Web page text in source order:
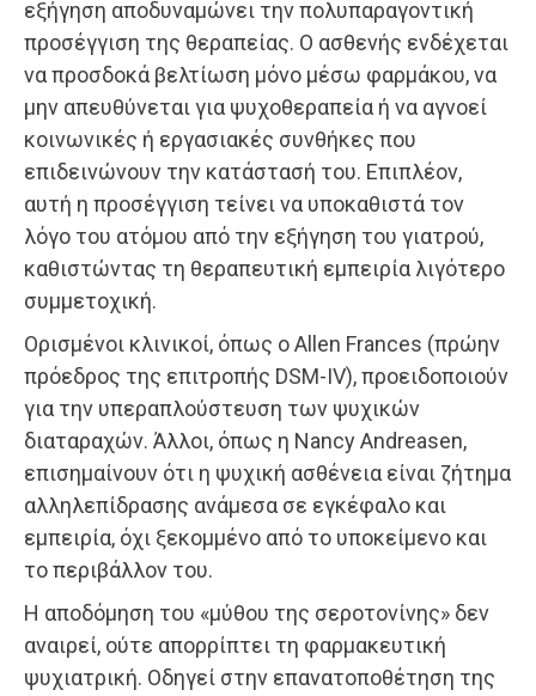
εξήγηση αποδυναμώνει την πολυπαραγοντική
προσέγγιση της θεραπείας. Ο ασθενής ενδέχεται
να προσδοκά βελτίωση μόνο μέσω φαρμάκου, να
μην απευθύνεται για ψυχοθεραπεία ή να αγνοεί
κοινωνικές ή εργασιακές συνθήκες που
επιδεινώνουν την κατάστασή του. Επιπλέον,
αυτή η προσέγγιση τείνει να υποκαθιστά τον
λόγο του ατόμου από την εξήγηση του γιατρού,
καθιστώντας τη θεραπευτική εμπειρία λιγότερο
συμμετοχική.
Ορισμένοι κλινικοί, όπως ο Allen Frances (πρώην
πρόεδρος της επιτροπής DSM-IV), προειδοποιούν
για την υπεραπλούστευση των ψυχικών
διαταραχών. Άλλοι, όπως η Nancy Andreasen,
επισημαίνουν ότι η ψυχική ασθένεια είναι ζήτημα
αλληλεπίδρασης ανάμεσα σε εγκέφαλο και
εμπειρία, όχι ξεκομμένο από το υποκείμενο και
το περιβάλλον του.
Η αποδόμηση του «μύθου της σεροτονίνης» δεν
αναιρεί, ούτε απορρίπτει τη φαρμακευτική
ψυχιατρική. Οδηγεί στην επανατοποθέτηση της